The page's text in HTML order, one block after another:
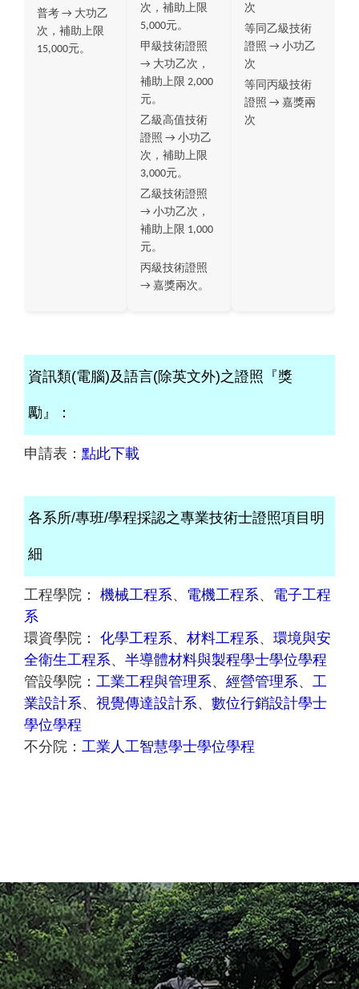
普考 → 大功乙
次，補助上限
15,000元。
次，補助上限
5,000元。
甲級技術證照
→ 大功乙次，
補助上限 2,000
元。
乙級高值技術
證照 → 小功乙
次，補助上限
3,000元。
乙級技術證照
→ 小功乙次，
補助上限 1,000
元。
丙級技術證照
→ 嘉獎兩次。
次
等同乙級技術
證照 → 小功乙
次
等同丙級技術
證照 → 嘉獎兩
次
資訊類(電腦)及語言(除英文外)之證照『獎
勵』：
申請表： 點此下載
各系所/專班/學程採認之專業技術士證照項目明
細
工程學院： 機械工程系、 電機工程系、 電子工程
系
環資學院： 化學工程系、 材料工程系、 環境與安
全衛生工程系、 半導體材料與製程學士學位學程
管設學院： 工業工程與管理系、 經營管理系、 工
業設計系、 視覺傳達設計系、 數位行銷設計學士
學位學程
不分院： 工業人工智慧學士學位學程